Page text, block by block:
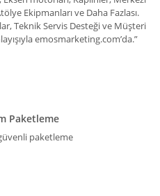
Ekipmanları ve Daha Fazlası.
Teknik Servis Desteği ve Müşteri
emosmarketing.com’da.”
Paketleme
paketleme